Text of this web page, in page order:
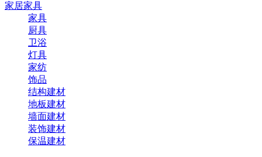
家居家具
家具
厨具
卫浴
灯具
家纺
饰品
结构建材
地板建材
墙面建材
装饰建材
保温建材